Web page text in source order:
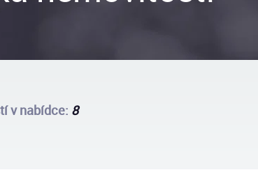
v nabídce: 8